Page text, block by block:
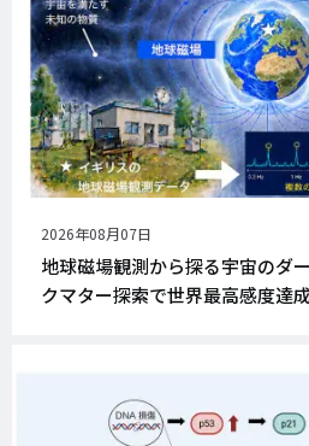
公
開
日
2026年08月07日
地球磁場観測から探る宇宙のダ
クマター探索で世界最高感度達